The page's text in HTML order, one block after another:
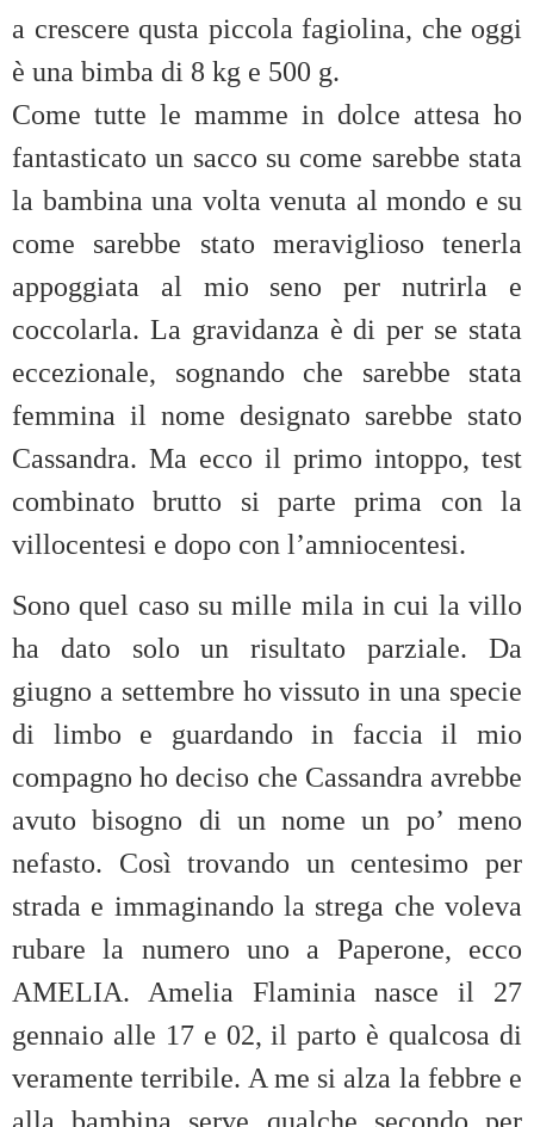
a crescere qusta piccola fagiolina, che oggi
è una bimba di 8 kg e 500 g.
Come tutte le mamme in dolce attesa ho
fantasticato un sacco su come sarebbe stata
la bambina una volta venuta al mondo e su
come sarebbe stato meraviglioso tenerla
appoggiata al mio seno per nutrirla e
coccolarla. La gravidanza è di per se stata
eccezionale, sognando che sarebbe stata
femmina il nome designato sarebbe stato
Cassandra. Ma ecco il primo intoppo, test
combinato brutto si parte prima con la
villocentesi e dopo con l’amniocentesi.
Sono quel caso su mille mila in cui la villo
ha dato solo un risultato parziale. Da
giugno a settembre ho vissuto in una specie
di limbo e guardando in faccia il mio
compagno ho deciso che Cassandra avrebbe
avuto bisogno di un nome un po’ meno
nefasto. Così trovando un centesimo per
strada e immaginando la strega che voleva
rubare la numero uno a Paperone, ecco
AMELIA. Amelia Flaminia nasce il 27
gennaio alle 17 e 02, il parto è qualcosa di
veramente terribile. A me si alza la febbre e
alla bambina serve qualche secondo per